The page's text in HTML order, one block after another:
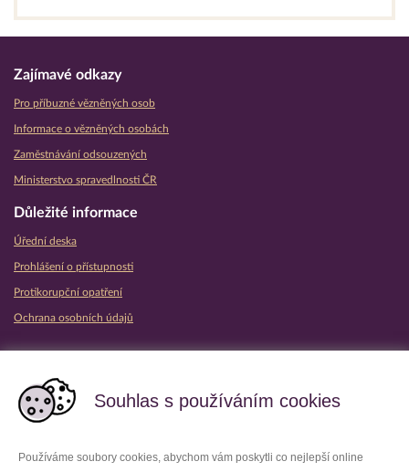
Souhlas s používáním cookies
Používáme soubory cookies, abychom vám poskytli co nejlepší online
Zajímavé odkazy
Pro příbuzné vězněných osob
Informace o vězněných osobách
Zaměstnávání odsouzených
Ministerstvo spravedlnosti ČR
Důležité informace
Úřední deska
Prohlášení o přístupnosti
Protikorupční opatření
Ochrana osobních údajů